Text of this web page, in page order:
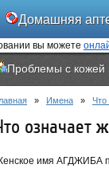
Домашняя
вы можете
Проблемы с кожей
» Имена » Что
означает
имя АГДЖИБА